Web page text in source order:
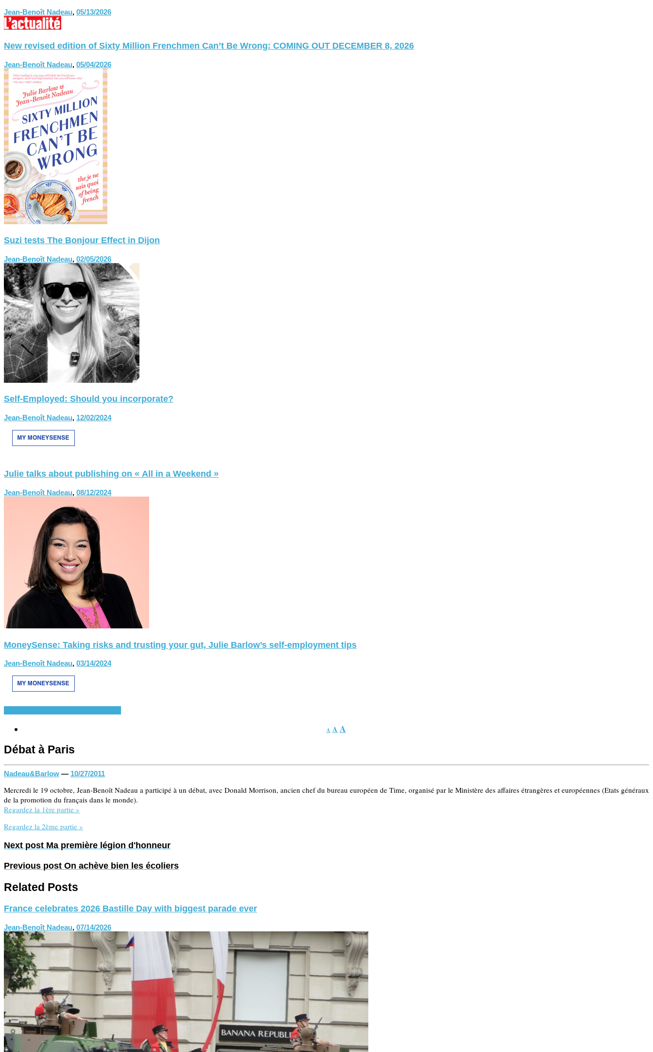
Jean-Benoît Nadeau, 05/13/2026
New revised edition of Sixty Million Frenchmen Can’t Be Wrong: COMING OUT DECEMBER 8, 2026
Jean-Benoît Nadeau, 05/04/2026
Suzi tests The Bonjour Effect in Dijon
Jean-Benoît Nadeau, 02/05/2026
Self-Employed: Should you incorporate?
Jean-Benoît Nadeau, 12/02/2024
Julie talks about publishing on « All in a Weekend »
Jean-Benoît Nadeau, 08/12/2024
MoneySense: Taking risks and trusting your gut, Julie Barlow’s self-employment tips
Jean-Benoît Nadeau, 03/14/2024
A AA
Débat à Paris
Nadeau&Barlow — 10/27/2011
Mercredi le 19 octobre, Jean-Benoît Nadeau a participé à un débat, avec Donald Morrison, ancien chef du bureau européen de Time, organisé par le Ministère des affaires étrangères et européennes (Etats généraux
de la promotion du français dans le monde).
Regardez la 1ère partie »
Regardez la 2ème partie »
Next post Ma première légion d'honneur
Previous post On achève bien les écoliers
Related Posts
France celebrates 2026 Bastille Day with biggest parade ever
Jean-Benoît Nadeau, 07/14/2026